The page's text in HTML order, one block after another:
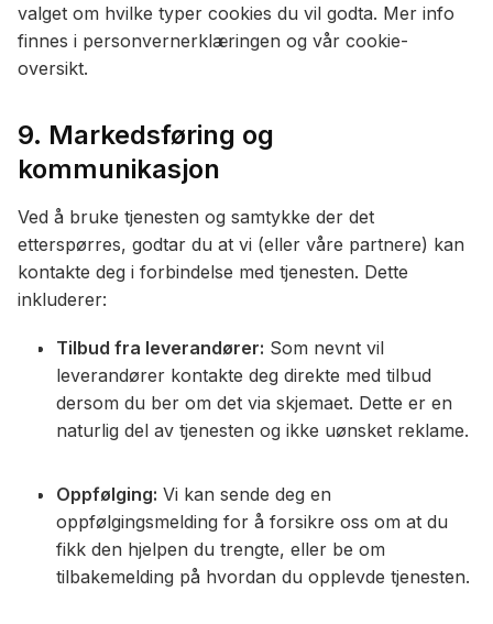
valget om hvilke typer cookies du vil godta. Mer info
finnes i personvernerklæringen og vår cookie-
oversikt.
9. Markedsføring og
kommunikasjon
Ved å bruke tjenesten og samtykke der det
etterspørres, godtar du at vi (eller våre partnere) kan
kontakte deg i forbindelse med tjenesten. Dette
inkluderer:
Tilbud fra leverandører: Som nevnt vil
leverandører kontakte deg direkte med tilbud
dersom du ber om det via skjemaet. Dette er en
naturlig del av tjenesten og ikke uønsket reklame.
Oppfølging: Vi kan sende deg en
oppfølgingsmelding for å forsikre oss om at du
fikk den hjelpen du trengte, eller be om
tilbakemelding på hvordan du opplevde tjenesten.